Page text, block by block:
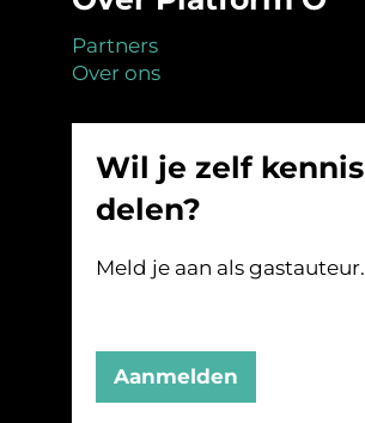
Partners
Over ons
Wil je zelf kennis
delen?
Meld je aan als gastauteur.
Aanmelden